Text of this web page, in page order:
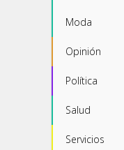
Moda
Opinión
Política
Salud
Servicios